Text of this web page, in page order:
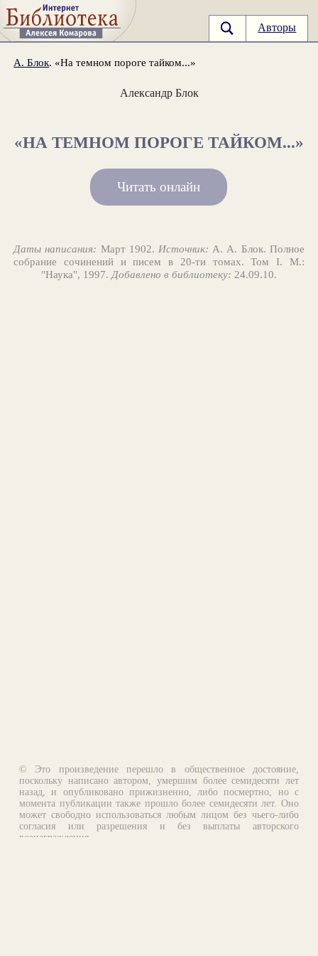
Авторы
А. Блок. «На темном пороге тайком...»
Александр Блок
«НА ТЕМНОМ ПОРОГЕ ТАЙКОМ...»
Читать онлайн
Даты написания: Март 1902. Источник: А. А. Блок. Полное
собрание сочинений и писем в 20-ти томах. Том I. М.:
"Наука", 1997.Добавлено в библиотеку: 24.09.10.
© Это произведение перешло в общественное достояние,
поскольку написано автором, умершим более семидесяти лет
назад, и опубликовано прижизненно, либо посмертно, но с
момента публикации также прошло более семидесяти лет. Оно
может свободно использоваться любым лицом без чьего-либо
согласия или разрешения и без выплаты авторского
вознаграждения.